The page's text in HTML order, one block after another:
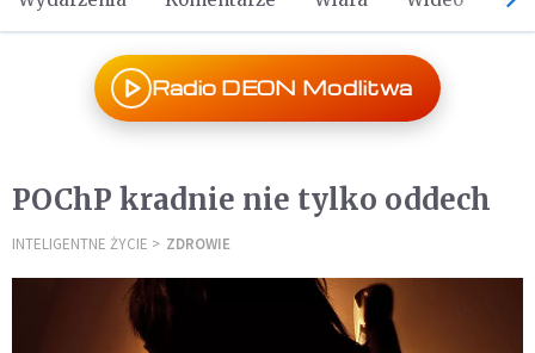
Radio DEON Modlitwa
POChP kradnie nie tylko oddech
INTELIGENTNE ŻYCIE ZDROWIE